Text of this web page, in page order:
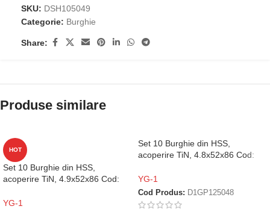
SKU: DSH105049
Categorie: Burghie
Share:
Produse similare
HOT
Set 10 Burghie din HSS,
acoperire TiN, 4.9x52x86 Cod:
YG-1
Set 10 Burghie din HSS,
acoperire TiN, 4.8x52x86 Cod:
YG-1
Cod Produs: D1GP125048